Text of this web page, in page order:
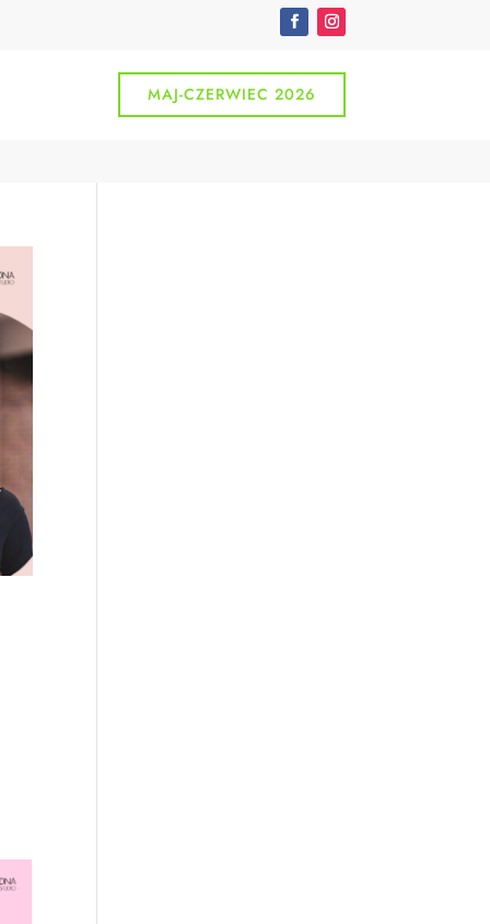
MAJ-CZERWIEC 2026